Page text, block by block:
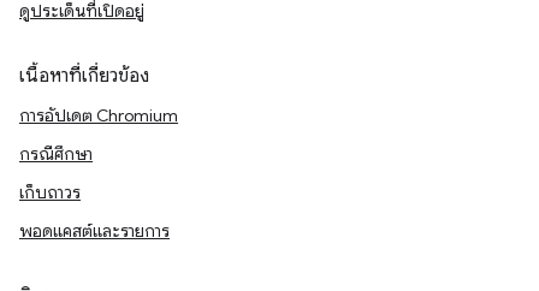
ดูประเด็นที่เปิดอยู่
เนื้อหาที่เกี่ยวข้อง
การอัปเดต Chromium
กรณีศึกษา
เก็บถาวร
พอดแคสต์และรายการ